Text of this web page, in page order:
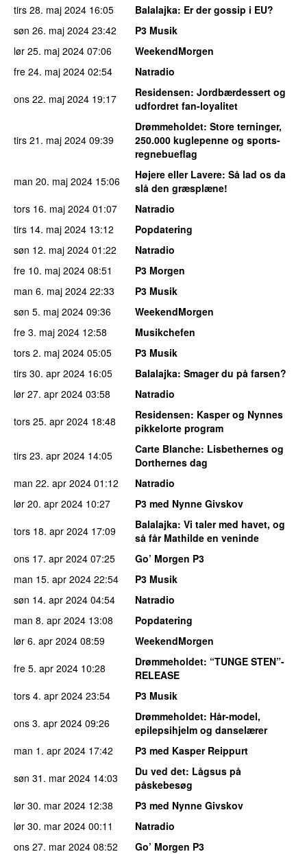
tirs 28. maj 2024 16:05 Balalajka: Er der gossip i EU?
søn 26. maj 2024 23:42
P3 Musik
lør 25. maj 2024 07:06
WeekendMorgen
fre 24. maj 2024 02:54
Natradio
ons 22. maj 2024 19:17 Residensen: Jordbærdessert og
udfordret fan-loyalitet
tirs 21. maj 2024 09:39
Drømmeholdet: Store terninger,
250.000 kuglepenne og sports-
regnebueflag
man 20. maj 2024 15:06 Højere eller Lavere: Så lad os da
slå den græsplæne!
tors 16. maj 2024 01:07
Natradio
tirs 14. maj 2024 13:12
Popdatering
søn 12. maj 2024 01:22
Natradio
fre 10. maj 2024 08:51
P3 Morgen
man 6. maj 2024 22:33
P3 Musik
søn 5. maj 2024 09:36
WeekendMorgen
fre 3. maj 2024 12:58
Musikchefen
tors 2. maj 2024 05:05
P3 Musik
tirs 30. apr 2024 16:05 Balalajka: Smager du på farsen?
lør 27. apr 2024 03:58
Natradio
tors 25. apr 2024 18:48 Residensen: Kasper og Nynnes
pikkelorte program
tirs 23. apr 2024 14:05 Carte Blanche: Lisbethernes og
Dorthernes dag
man 22. apr 2024 01:12
Natradio
lør 20. apr 2024 10:27
P3 med Nynne Givskov
tors 18. apr 2024 17:09 Balalajka: Vi taler med havet, og
så får Mathilde en veninde
ons 17. apr 2024 07:25
Go’ Morgen P3
man 15. apr 2024 22:54
P3 Musik
søn 14. apr 2024 04:54
Natradio
man 8. apr 2024 13:08
Popdatering
lør 6. apr 2024 08:59
WeekendMorgen
fre 5. apr 2024 10:28 Drømmeholdet: “TUNGE STEN”-
RELEASE
tors 4. apr 2024 23:54
P3 Musik
ons 3. apr 2024 09:26 Drømmeholdet: Hår-model,
epilepsihjelm og danselærer
man 1. apr 2024 17:42
P3 med Kasper Reippurt
søn 31. mar 2024 14:03 Du ved det: Lågsus på
påskebesøg
lør 30. mar 2024 12:38
P3 med Nynne Givskov
lør 30. mar 2024 00:11
Natradio
ons 27. mar 2024 08:52
Go’ Morgen P3